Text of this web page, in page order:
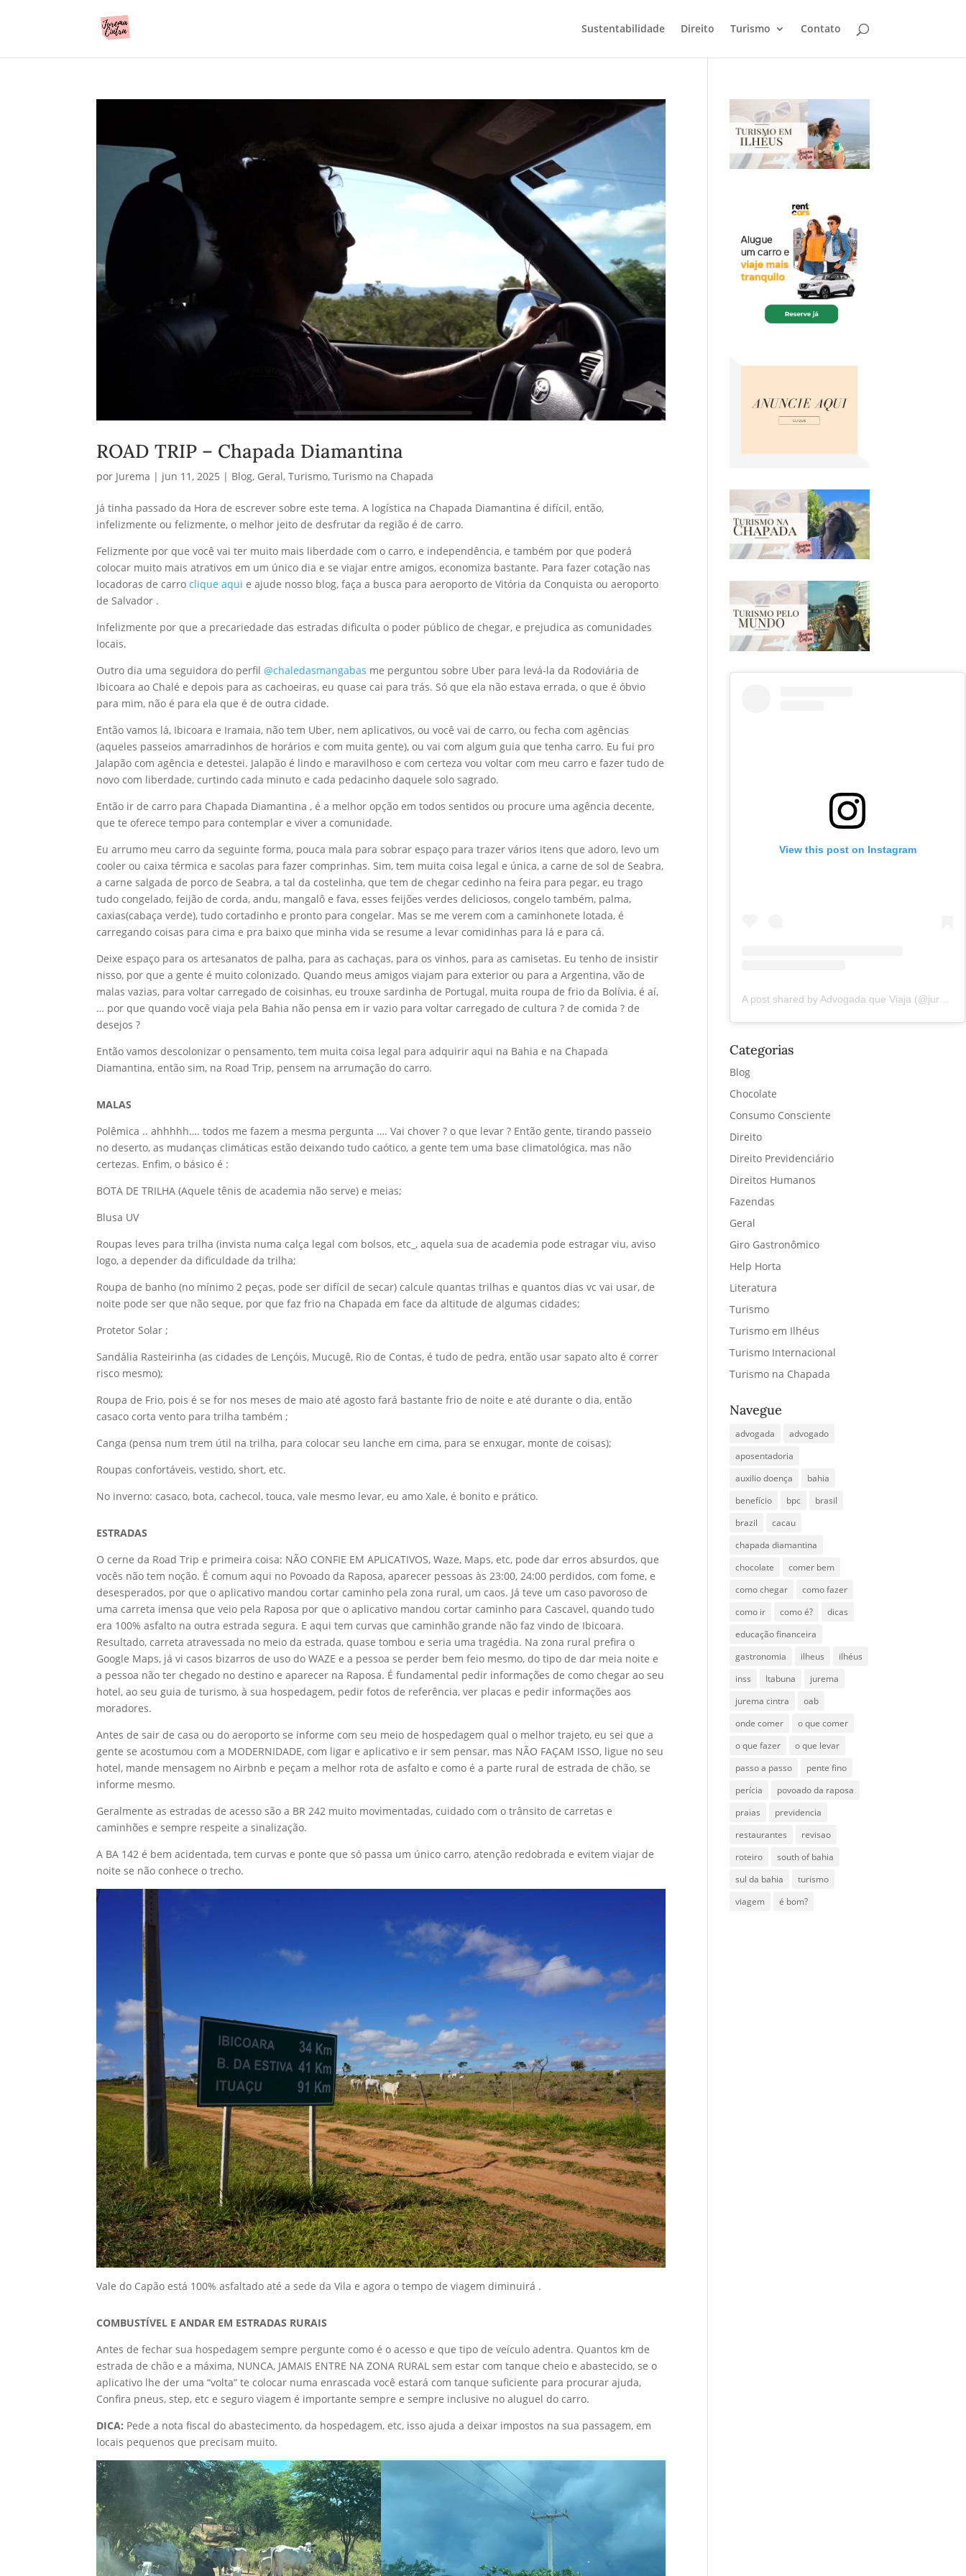
Sustentabilidade Direito Turismo Contato
ROAD TRIP – Chapada Diamantina
por Jurema | jun 11, 2025 | Blog, Geral,Turismo,Turismo na Chapada
Já tinha passado da Hora de escrever sobre este tema. A logística na Chapada Diamantina é difícil, então,
infelizmente ou felizmente, o melhor jeito de desfrutar da região é de carro.
Felizmente por que você vai ter muito mais liberdade com o carro, e independência, e também por que poderá
colocar muito mais atrativos em um único dia e se viajar entre amigos, economiza bastante. Para fazer cotação nas
locadoras de carroclique aquie ajude nosso blog, faça a busca para aeroporto de Vitória da Conquista ou aeroporto
de Salvador .
Infelizmente por que a precariedade das estradas dificulta o poder público de chegar, e prejudica as comunidades
locais.
Outro dia uma seguidora do perfil@chaledasmangabas me perguntou sobre Uber para levá-la da Rodoviária de
Ibicoara ao Chalé e depois para as cachoeiras, eu quase cai para trás. Só que ela não estava errada, o que é óbvio
para mim, não é para ela que é de outra cidade.
Então vamos lá, Ibicoara e Iramaia, não tem Uber, nem aplicativos, ou você vai de carro, ou fecha com agências
(aqueles passeios amarradinhos de horários e com muita gente), ou vai com algum guia que tenha carro. Eu fui pro
Jalapão com agência e detestei. Jalapão é lindo e maravilhoso e com certeza vou voltar com meu carro e fazer tudo de
novo com liberdade, curtindo cada minuto e cada pedacinho daquele solo sagrado.
Então ir de carro para Chapada Diamantina , é a melhor opção em todos sentidos ou procure uma agência decente,
que te oferece tempo para contemplar e viver a comunidade.
Eu arrumo meu carro da seguinte forma, pouca mala para sobrar espaço para trazer vários itens que adoro, levo um
cooler ou caixa térmica e sacolas para fazer comprinhas. Sim, tem muita coisa legal e única, a carne de sol de Seabra,
a carne salgada de porco de Seabra, a tal da costelinha, que tem de chegar cedinho na feira para pegar, eu trago
tudo congelado, feijão de corda, andu, mangalô e fava, esses feijões verdes deliciosos, congelo também, palma,
caxias(cabaça verde), tudo cortadinho e pronto para congelar. Mas se me verem com a caminhonete lotada, é
carregando coisas para cima e pra baixo que minha vida se resume a levar comidinhas para lá e para cá.
Deixe espaço para os artesanatos de palha, para as cachaças, para os vinhos, para as camisetas. Eu tenho de insistir
nisso, por que a gente é muito colonizado. Quando meus amigos viajam para exterior ou para a Argentina, vão de
malas vazias, para voltar carregado de coisinhas, eu trouxe sardinha de Portugal, muita roupa de frio da Bolívia, é aí,
… por que quando você viaja pela Bahia não pensa em ir vazio para voltar carregado de cultura ? de comida ? de
desejos ?
Então vamos descolonizar o pensamento, tem muita coisa legal para adquirir aqui na Bahia e na Chapada
Diamantina, então sim, na Road Trip, pensem na arrumação do carro.
MALAS
Polêmica .. ahhhhh…. todos me fazem a mesma pergunta …. Vai chover ? o que levar ? Então gente, tirando passeio
no deserto, as mudanças climáticas estão deixando tudo caótico, a gente tem uma base climatológica, mas não
certezas. Enfim, o básico é :
BOTA DE TRILHA (Aquele tênis de academia não serve) e meias;
Blusa UV
Roupas leves para trilha (invista numa calça legal com bolsos, etc_, aquela sua de academia pode estragar viu, aviso
logo, a depender da dificuldade da trilha;
Roupa de banho (no mínimo 2 peças, pode ser difícil de secar) calcule quantas trilhas e quantos dias vc vai usar, de
noite pode ser que não seque, por que faz frio na Chapada em face da altitude de algumas cidades;
Protetor Solar ;
Sandália Rasteirinha (as cidades de Lençóis, Mucugê, Rio de Contas, é tudo de pedra, então usar sapato alto é correr
risco mesmo);
Roupa de Frio, pois é se for nos meses de maio até agosto fará bastante frio de noite e até durante o dia, então
casaco corta vento para trilha também ;
Canga (pensa num trem útil na trilha, para colocar seu lanche em cima, para se enxugar, monte de coisas);
Roupas confortáveis, vestido, short, etc.
No inverno: casaco, bota, cachecol, touca, vale mesmo levar, eu amo Xale, é bonito e prático.
ESTRADAS
O cerne da Road Trip e primeira coisa: NÃO CONFIE EM APLICATIVOS, Waze, Maps, etc, pode dar erros absurdos, que
vocês não tem noção. É comum aqui no Povoado da Raposa, aparecer pessoas às 23:00, 24:00 perdidos, com fome, e
desesperados, por que o aplicativo mandou cortar caminho pela zona rural, um caos. Já teve um caso pavoroso de
uma carreta imensa que veio pela Raposa por que o aplicativo mandou cortar caminho para Cascavel, quando tudo
era 100% asfalto na outra estrada segura. E aqui tem curvas que caminhão grande não faz vindo de Ibicoara.
Resultado, carreta atravessada no meio da estrada, quase tombou e seria uma tragédia. Na zona rural prefira o
Google Maps, já vi casos bizarros de uso do WAZE e a pessoa se perder bem feio mesmo, do tipo de dar meia noite e
a pessoa não ter chegado no destino e aparecer na Raposa. É fundamental pedir informações de como chegar ao seu
hotel, ao seu guia de turismo, à sua hospedagem, pedir fotos de referência, ver placas e pedir informações aos
moradores.
Antes de sair de casa ou do aeroporto se informe com seu meio de hospedagem qual o melhor trajeto, eu sei que a
gente se acostumou com a MODERNIDADE, com ligar e aplicativo e ir sem pensar, mas NÃO FAÇAM ISSO, ligue no seu
hotel, mande mensagem no Airbnb e peçam a melhor rota de asfalto e como é a parte rural de estrada de chão, se
informe mesmo.
Geralmente as estradas de acesso são a BR 242 muito movimentadas, cuidado com o trânsito de carretas e
caminhões e sempre respeite a sinalização.
A BA 142 é bem acidentada, tem curvas e ponte que só passa um único carro, atenção redobrada e evitem viajar de
noite se não conhece o trecho.
Vale do Capão está 100% asfaltado até a sede da Vila e agora o tempo de viagem diminuirá .
COMBUSTÍVEL E ANDAR EM ESTRADAS RURAIS
Antes de fechar sua hospedagem sempre pergunte como é o acesso e que tipo de veículo adentra. Quantos km de
estrada de chão e a máxima, NUNCA, JAMAIS ENTRE NA ZONA RURAL sem estar com tanque cheio e abastecido, se o
aplicativo lhe der uma “volta” te colocar numa enrascada você estará com tanque suficiente para procurar ajuda,
Confira pneus, step, etc e seguro viagem é importante sempre e sempre inclusive no aluguel do carro.
DICA: Pede a nota fiscal do abastecimento, da hospedagem, etc, isso ajuda a deixar impostos na sua passagem, em
locais pequenos que precisam muito.
View this post on Instagram
A post shared by Advogada que Viaja (@juremacintra)
Categorias
Blog
Chocolate
Consumo Consciente
Direito
Direito Previdenciário
Direitos Humanos
Fazendas
Geral
Giro Gastronômico
Help Horta
Literatura
Turismo
Turismo em Ilhéus
Turismo Internacional
Turismo na Chapada
Navegue
advogada
advogado
aposentadoria
auxilio doença
bahia
benefício
bpc
brasil
brazil
cacau
chapada diamantina
chocolate
comer bem
como chegar
como fazer
como ir
como é?
dicas
educação financeira
gastronomia
ilheus
ilhéus
inss
Itabuna
jurema
jurema cintra
oab
onde comer
o que comer
o que fazer
o que levar
passo a passo
pente fino
perícia
povoado da raposa
praias
previdencia
restaurantes
revisao
roteiro
south of bahia
sul da bahia
turismo
viagem
é bom?